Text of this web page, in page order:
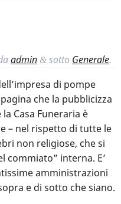
admin & sotto Generale.
di pompe
che la pubblicizza
Casa Funeraria è
– nel rispetto di tutte le
non religiose, che si
commiato” interna. E’
amministrazioni
e di sotto che siano.